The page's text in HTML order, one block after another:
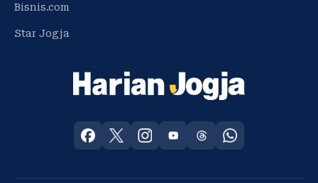
Bisnis.com
Star Jogja